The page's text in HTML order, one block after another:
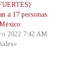
a 17 personas
2022 7:42 AM